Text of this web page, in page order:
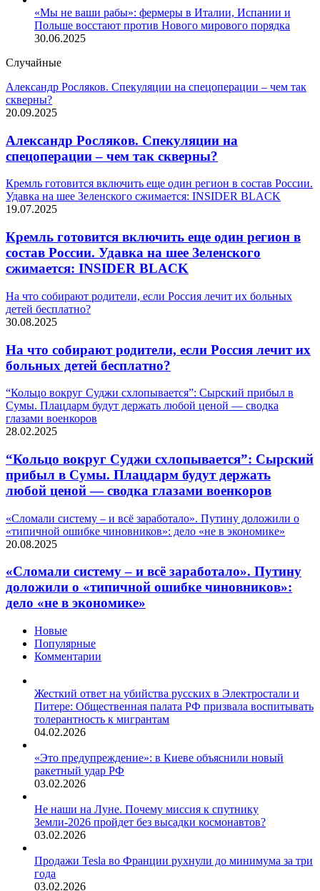
«Мы не ваши рабы»: фермеры в Италии, Испании и
Польше восстают против Нового мирового порядка
30.06.2025
Случайные
Александр Росляков. Спекуляции на спецоперации – чем так
скверны?
20.09.2025
Александр Росляков. Спекуляции на
спецоперации – чем так скверны?
Кремль готовится включить еще один регион в состав России.
Удавка на шее Зеленского сжимается: INSIDER BLACK
19.07.2025
Кремль готовится включить еще один регион в
состав России. Удавка на шее Зеленского
сжимается: INSIDER BLACK
На что собирают родители, если Россия лечит их больных
детей бесплатно?
30.08.2025
На что собирают родители, если Россия лечит их
больных детей бесплатно?
“Кольцо вокруг Суджи схлопывается”: Сырский прибыл в
Сумы. Плацдарм будут держать любой ценой — сводка
глазами военкоров
28.02.2025
“Кольцо вокруг Суджи схлопывается”: Сырский
прибыл в Сумы. Плацдарм будут держать
любой ценой — сводка глазами военкоров
«Сломали систему – и всё заработало». Путину доложили о
«типичной ошибке чиновников»: дело «не в экономике»
20.08.2025
«Сломали систему – и всё заработало». Путину
доложили о «типичной ошибке чиновников»:
дело «не в экономике»
Новые
Популярные
Комментарии
Жесткий ответ на убийства русских в Электростали и
Питере: Общественная палата РФ призвала воспитывать
толерантность к мигрантам
04.02.2026
«Это предупреждение»: в Киеве объяснили новый
ракетный удар РФ
03.02.2026
Не наши на Луне. Почему миссия к спутнику
Земли-2026 пройдет без высадки космонавтов?
03.02.2026
Продажи Tesla во Франции рухнули до минимума за три
года
03.02.2026